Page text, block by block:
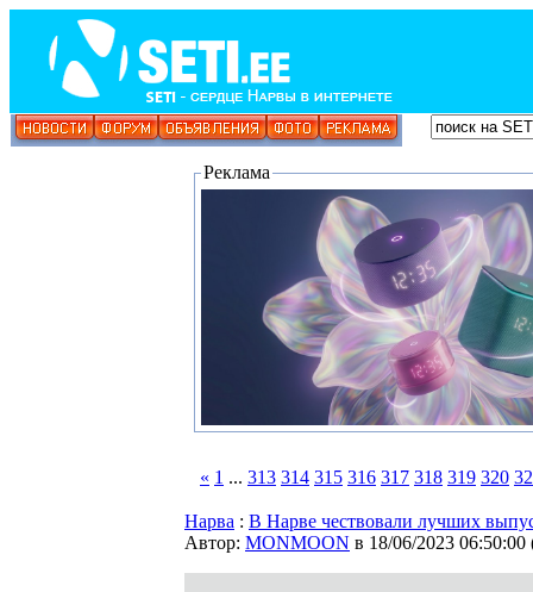
Реклама
« 1 ... 313 314 315 316 317 318 319 320
Нарва : В Нарве чествовали лучших
Автор: MONMOON в 18/06/2023 06:50:00